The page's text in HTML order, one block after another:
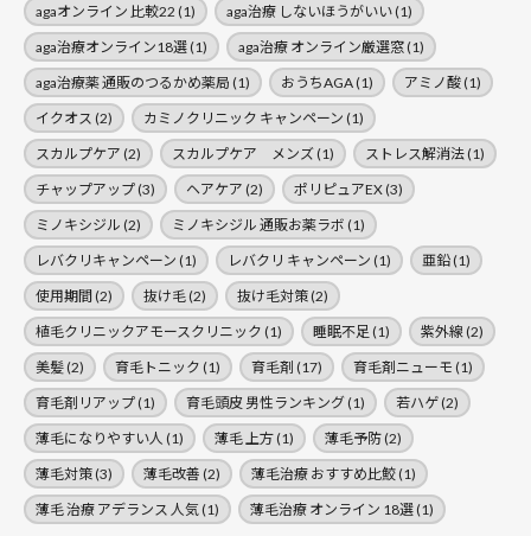
agaオンライン 比較22 (1) aga治療 しないほうがいい(1)
aga治療オンライン18選(1) aga治療 オンライン厳選窓(1)
aga治療薬 通販のつるかめ薬局 (1) おうちAGA(1) アミノ酸(1)
イクオス (2) カミノクリニック キャンペーン (1)
スカルプケア (2) スカルプケア メンズ(1) ストレス解消法(1)
チャップアップ(3) ヘアケア (2) ポリピュアEX(3)
ミノキシジル (2) ミノキシジル 通販お薬ラボ (1)
レバクリキャンペーン (1) レバクリ キャンペーン (1) 亜鉛(1)
使用期間 (2) 抜け毛(2) 抜け毛対策(2)
植毛クリニックアモースクリニック (1) 睡眠不足 (1) 紫外線(2)
美髪(2) 育毛トニック (1) 育毛剤 (17) 育毛剤ニューモ (1)
育毛剤リアップ(1) 育毛頭皮 男性ランキング(1) 若ハゲ(2)
薄毛になりやすい人 (1) 薄毛 上方(1) 薄毛予防(2)
薄毛対策(3) 薄毛改善 (2) 薄毛治療 おすすめ比鮫(1)
薄毛 治療 アデランス 人気(1) 薄毛治療 オンライン 18選(1)